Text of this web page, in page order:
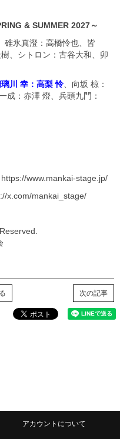
& SUMMER 2027～
碓氷真澄：高橋怜也、皆
、シトロン：古谷大和、卯
川 幸：高梨 怜、向坂 椋：
成：赤澤 燈、兵頭九門：
www.mankai-stage.jp/
x.com/mankai_stage/
次の記事
アカウントについて